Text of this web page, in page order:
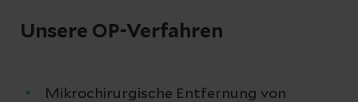
Unsere OP-Verfahren
Mikrochirurgische Entfernung von